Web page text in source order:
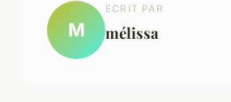
M
ECRIT PAR
mélissa